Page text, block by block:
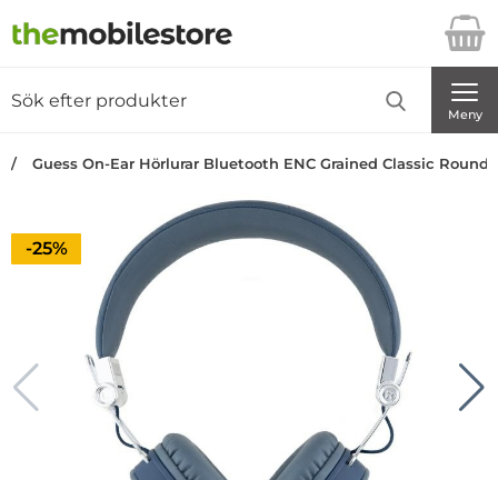
Startsidan för Danira Telecom AB
Meny
Guess On-Ear Hörlurar Bluetooth ENC Grained Classic Round
Priset är nedsatt med
-25%